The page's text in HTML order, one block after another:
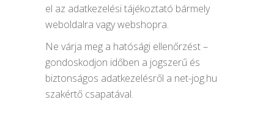
el az adatkezelési tájékoztató bármely
weboldalra vagy webshopra.
Ne várja meg a hatósági ellenőrzést –
gondoskodjon időben a jogszerű és
biztonságos adatkezelésről a net-jog.hu
szakértő csapatával.